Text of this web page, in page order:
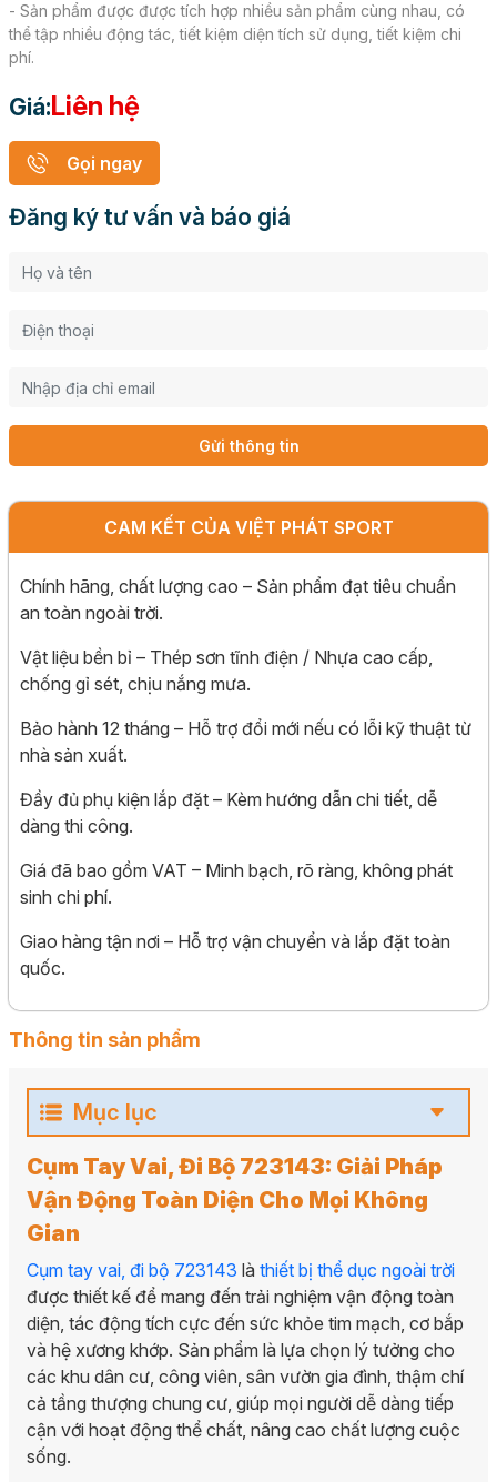
- Sản phẩm được được tích hợp nhiều sản phẩm cùng nhau, có
thể tập nhiều động tác, tiết kiệm diện tích sử dụng, tiết kiệm chi
phí.
Giá:Liên hệ
Gọi ngay
Đăng ký tư vấn và báo giá
Gửi thông tin
CAM KẾT CỦA VIỆT PHÁT SPORT
Chính hãng, chất lượng cao – Sản phẩm đạt tiêu chuẩn
an toàn ngoài trời.
Vật liệu bền bỉ – Thép sơn tĩnh điện / Nhựa cao cấp,
chống gỉ sét, chịu nắng mưa.
Bảo hành 12 tháng – Hỗ trợ đổi mới nếu có lỗi kỹ thuật từ
nhà sản xuất.
Đầy đủ phụ kiện lắp đặt – Kèm hướng dẫn chi tiết, dễ
dàng thi công.
Giá đã bao gồm VAT – Minh bạch, rõ ràng, không phát
sinh chi phí.
Giao hàng tận nơi – Hỗ trợ vận chuyển và lắp đặt toàn
quốc.
Thông tin sản phẩm
Mục lục
Cụm Tay Vai, Đi Bộ 723143: Giải Pháp
Vận Động Toàn Diện Cho Mọi Không
Gian
Cụm tay vai, đi bộ 723143 là thiết bị thể dục ngoài trời
được thiết kế để mang đến trải nghiệm vận động toàn
diện, tác động tích cực đến sức khỏe tim mạch, cơ bắp
và hệ xương khớp. Sản phẩm là lựa chọn lý tưởng cho
các khu dân cư, công viên, sân vườn gia đình, thậm chí
cả tầng thượng chung cư, giúp mọi người dễ dàng tiếp
cận với hoạt động thể chất, nâng cao chất lượng cuộc
sống.